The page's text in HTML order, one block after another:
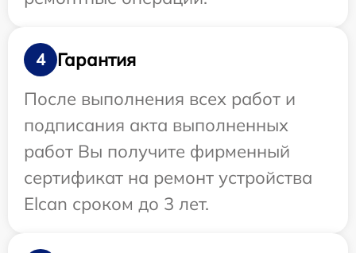
4
Гарантия
После выполнения всех работ и
подписания акта выполненных
работ Вы получите фирменный
сертификат на ремонт устройства
Elcan сроком до 3 лет.